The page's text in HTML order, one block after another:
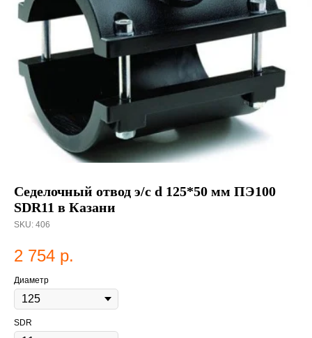
Седелочный отвод э/с d 125*50 мм ПЭ100
SDR11 в Казани
SKU: 406
2 754 р.
Диаметр
SDR